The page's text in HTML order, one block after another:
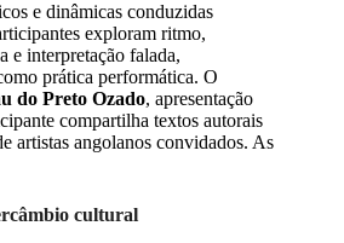
e dinâmicas conduzidas
exploram ritmo,
e interpretação falada,
prática performática. O
do Preto Ozado, apresentação
compartilha textos autorais
artistas angolanos convidados. As
cultural